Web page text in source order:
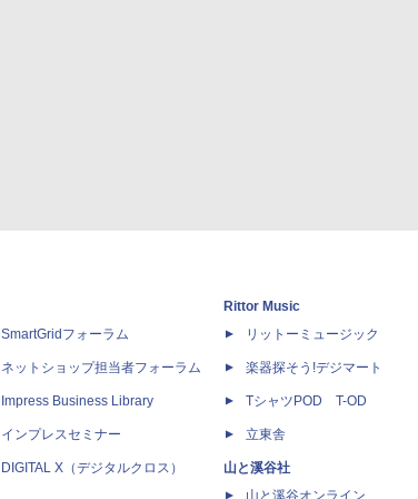
SmartGridフォーラム
ネットショップ担当者フォーラム
Impress Business Library
インプレスセミナー
DIGITAL X（デジタルクロス）
Rittor Music
リットーミュージック
楽器探そう!デジマート
TシャツPOD T-OD
立東舎
山と溪谷社
山と溪谷オンライン